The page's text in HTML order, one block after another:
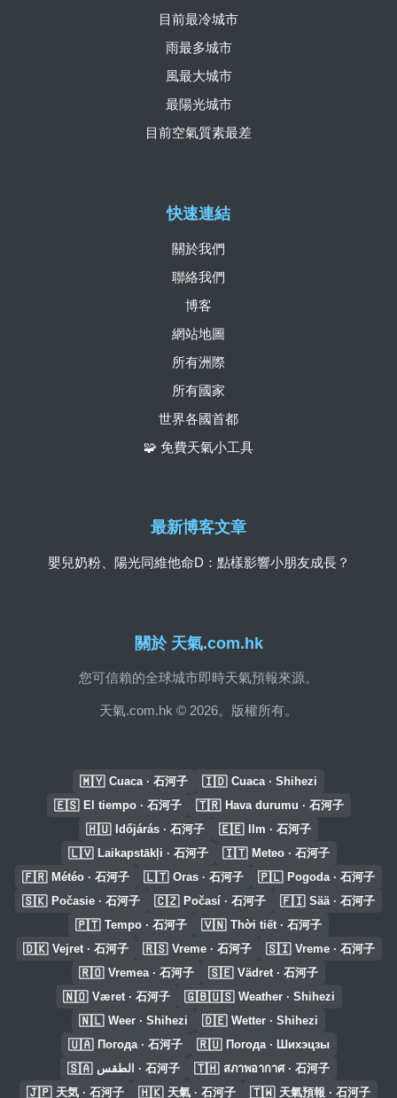
關於 天氣.com.hk
您可信賴的全球城市即時天氣預報來源。
天氣.com.hk © 2026。版權所有。
快速連結
關於我們
聯絡我們
博客
網站地圖
所有洲際
所有國家
世界各國首都
🧩 免費天氣小工具
目前最冷城市
雨最多城市
風最大城市
最陽光城市
目前空氣質素最差
最新博客文章
嬰兒奶粉、陽光同維他命D：點樣影響小朋友成長？
🇲🇾 Cuaca · 石河子 🇮🇩 Cuaca · Shihezi
🇪🇸 El tiempo · 石河子 🇹🇷 Hava durumu · 石河子
🇭🇺 Időjárás · 石河子 🇪🇪 Ilm · 石河子
🇱🇻 Laikapstākļi · 石河子 🇮🇹 Meteo · 石河子
🇫🇷 Météo · 石河子 🇱🇹 Oras · 石河子 🇵🇱 Pogoda · 石河子
🇸🇰 Počasie · 石河子 🇨🇿 Počasí · 石河子 🇫🇮 Sää · 石河子
🇵🇹 Tempo · 石河子 🇻🇳 Thời tiết · 石河子
🇩🇰 Vejret · 石河子 🇷🇸 Vreme · 石河子 🇸🇮 Vreme · 石河子
🇷🇴 Vremea · 石河子 🇸🇪 Vädret · 石河子
🇳🇴 Været · 石河子 🇬🇧🇺🇸 Weather · Shihezi
🇳🇱 Weer · Shihezi 🇩🇪 Wetter · Shihezi
🇺🇦 Погода · 石河子 🇷🇺 Погода · Шихэцзы
🇸🇦 الطقس · 石河子 🇹🇭 สภาพอากาศ · 石河子
🇯🇵 天気 · 石河子 🇭🇰 天氣 · 石河子 🇹🇼 天氣預報 · 石河子